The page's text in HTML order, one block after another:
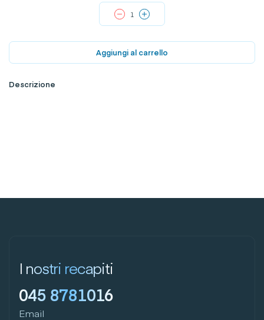
Aggiungi al carrello
Descrizione
I nostri recapiti
045 8781016
Email